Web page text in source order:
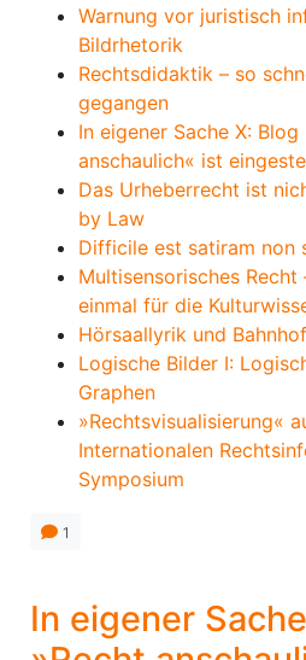
Warnung vor juristisch
Bildrhetorik
Rechtsdidaktik – so
gegangen
In eigener Sache X: Blog
anschaulich« ist
Das Urheberrecht ist
by Law
Difficile est satiram non
Multisensorisches
einmal für die
Hörsaallyrik und
Logische Bilder I:
Graphen
»Rechtsvisualisierung«
Internationalen
Symposium
1
In eigener